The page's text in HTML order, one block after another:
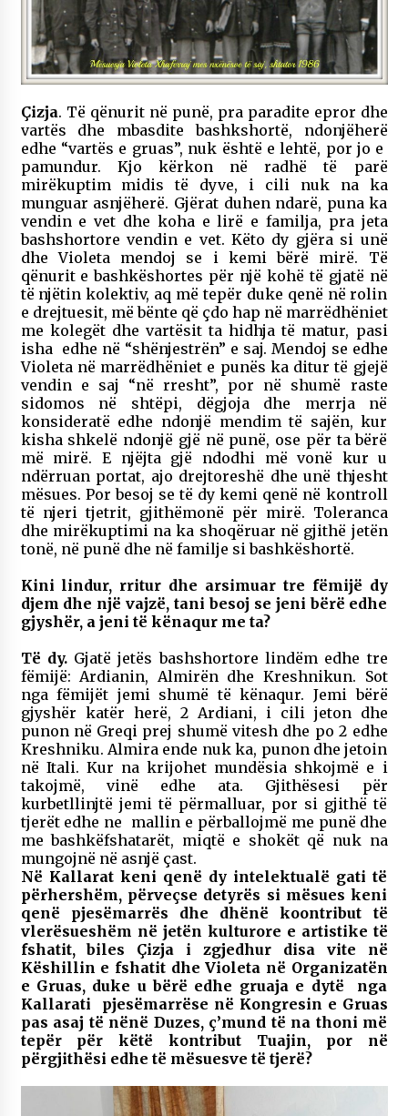
Çizja. Të qënurit në punë, pra paradite epror dhe
vartës dhe mbasdite bashkshortë, ndonjëherë
edhe “vartës e gruas”, nuk është e lehtë, por jo e
pamundur. Kjo kërkon në radhë të parë
mirëkuptim midis të dyve, i cili nuk na ka
munguar asnjëherë. Gjërat duhen ndarë, puna ka
vendin e vet dhe koha e lirë e familja, pra jeta
bashshortore vendin e vet. Këto dy gjëra si unë
dhe Violeta mendoj se i kemi bërë mirë. Të
qënurit e bashkëshortes për një kohë të gjatë në
të njëtin kolektiv, aq më tepër duke qenë në rolin
e drejtuesit, më bënte që çdo hap në marrëdhëniet
me kolegët dhe vartësit ta hidhja të matur, pasi
isha edhe në “shënjestrën” e saj. Mendoj se edhe
Violeta në marrëdhëniet e punës ka ditur të gjejë
vendin e saj “në rresht”, por në shumë raste
sidomos në shtëpi, dëgjoja dhe merrja në
konsideratë edhe ndonjë mendim të sajën, kur
kisha shkelë ndonjë gjë në punë, ose për ta bërë
më mirë. E njëjta gjë ndodhi më vonë kur u
ndërruan portat, ajo drejtoreshë dhe unë thjesht
mësues. Por besoj se të dy kemi qenë në kontroll
të njeri tjetrit, gjithëmonë për mirë. Toleranca
dhe mirëkuptimi na ka shoqëruar në gjithë jetën
tonë, në punë dhe në familje si bashkëshortë.
Kini lindur, rritur dhe arsimuar tre fëmijë dy
djem dhe një vajzë, tani besoj se jeni bërë edhe
gjyshër, a jeni të kënaqur me ta?
Të dy. Gjatë jetës bashshortore lindëm edhe tre
fëmijë: Ardianin, Almirën dhe Kreshnikun. Sot
nga fëmijët jemi shumë të kënaqur. Jemi bërë
gjyshër katër herë, 2 Ardiani, i cili jeton dhe
punon në Greqi prej shumë vitesh dhe po 2 edhe
Kreshniku. Almira ende nuk ka, punon dhe jetoin
në Itali. Kur na krijohet mundësia shkojmë e i
takojmë, vinë edhe ata. Gjithësesi për
kurbetllinjtë jemi të përmalluar, por si gjithë të
tjerët edhe ne mallin e përballojmë me punë dhe
me bashkëfshatarët, miqtë e shokët që nuk na
mungojnë në asnjë çast.
Në Kallarat keni qenë dy intelektualë gati të
përhershëm, përveçse detyrës si mësues keni
qenë pjesëmarrës dhe dhënë koontribut të
vlerësueshëm në jetën kulturore e artistike të
fshatit, biles Çizja i zgjedhur disa vite në
Këshillin e fshatit dhe Violeta në Organizatën
e Gruas, duke u bërë edhe gruaja e dytë nga
Kallarati pjesëmarrëse në Kongresin e Gruas
pas asaj të nënë Duzes, ç’mund të na thoni më
tepër për këtë kontribut Tuajin, por në
përgjithësi edhe të mësuesve të tjerë?